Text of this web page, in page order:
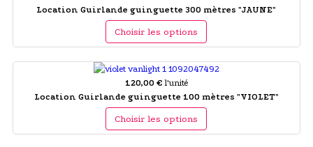
Location Guirlande guinguette 300 mètres "JAUNE"
Choisir les options
120,00 € l'unité
Location Guirlande guinguette 100 mètres "VIOLET"
Choisir les options